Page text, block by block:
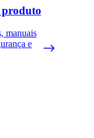
produto
manuais
e
e estão em